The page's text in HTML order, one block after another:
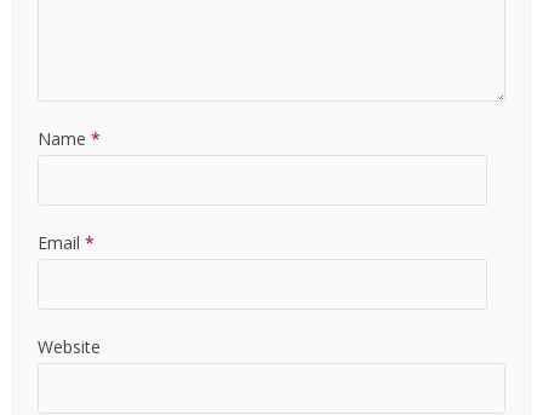
Name *
Email *
Website